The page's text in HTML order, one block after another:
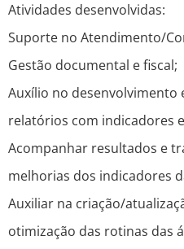
Atividades desenvolvidas:
Suporte no Atendimento/
Gestão documental e fiscal;
Auxílio no desenvolvimento
relatórios com indicadores
Acompanhar resultados e
melhorias dos indicadores
Auxiliar na criação/
otimização das rotinas das